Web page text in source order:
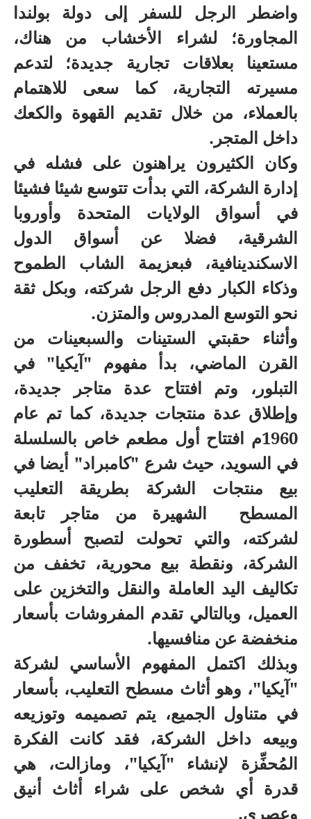
واضطر الرجل للسفر إلى دولة بولندا
المجاورة؛ لشراء الأخشاب من هناك،
مستعينا بعلاقات تجارية جديدة؛ لتدعم
مسيرته التجارية، كما سعى للاهتمام
بالعملاء، من خلال تقديم القهوة والكعك
داخل المتجر.
وكان الكثيرون يراهنون على فشله في
إدارة الشركة، التي بدأت تتوسع شيئا فشيئا
في أسواق الولايات المتحدة وأوروبا
الشرقية، فضلا عن أسواق الدول
الاسكندينافية، فبعزيمة الشاب الطموح
وذكاء الكبار دفع الرجل شركته، وبكل ثقة
نحو التوسع المدروس والمتزن.
وأثناء حقبتي الستينات والسبعينات من
القرن الماضي، بدأ مفهوم "آيكيا" في
التبلور، وتم افتتاح عدة متاجر جديدة،
وإطلاق عدة منتجات جديدة، كما تم عام
1960م افتتاح أول مطعم خاص بالسلسلة
في السويد، حيث شرع "كامبراد" أيضا في
بيع منتجات الشركة بطريقة التعليب
المسطح
الشهيرة من متاجر تابعة
لشركته، والتي تحولت لتصبح أسطورة
الشركة، ونقطة بيع محورية، تخفف من
تكاليف اليد العاملة والنقل والتخزين على
العميل، وبالتالي تقدم المفروشات بأسعار
منخفضة عن منافسيها.
وبذلك اكتمل المفهوم الأساسي لشركة
"آيكيا"، وهو أثاث مسطح التعليب، بأسعار
في متناول الجميع، يتم تصميمه وتوزيعه
وبيعه داخل الشركة، فقد كانت الفكرة
المُحفِّزة لإنشاء "آيكيا"، ومازالت، هي
قدرة أي شخص على شراء أثاث أنيق
وعصري.